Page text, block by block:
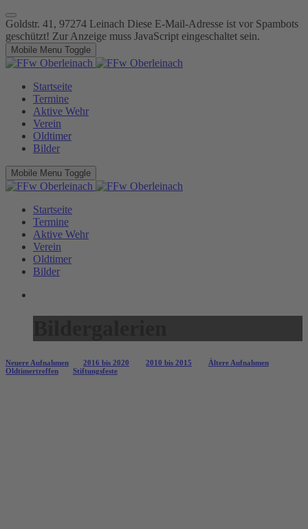
Goldstr. 41, 97274 Leinach Diese E-Mail-Adresse ist vor Spambots
geschützt! Zur Anzeige muss JavaScript eingeschaltet sein.
Mobile Menu Toggle
Startseite
Termine
Aktive Wehr
Verein
Oldtimer
Bilder
Mobile Menu Toggle
Startseite
Termine
Aktive Wehr
Verein
Oldtimer
Bilder
Neuere Aufnahmen 2016 bis 2020 2010 bis 2015
Ältere Aufnahmen
Oldtimertreffen
Stiftungsfeste